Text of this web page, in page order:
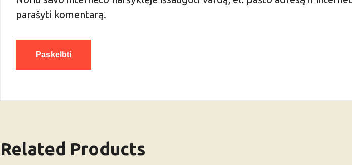
parašyti komentarą.
Related Products